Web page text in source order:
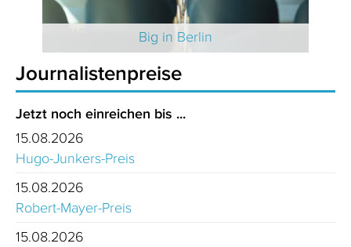
Big in Berlin
Journalistenpreise
Jetzt noch einreichen bis ...
15.08.2026
Hugo-Junkers-Preis
15.08.2026
Robert-Mayer-Preis
15.08.2026